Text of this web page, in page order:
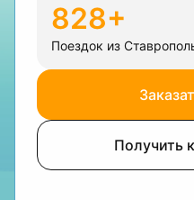
828+
Поездок из
Получить